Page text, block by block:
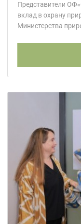
Представители
вклад в охрану
Министерства